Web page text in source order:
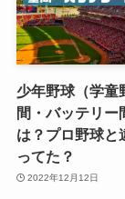
少年野球（学童
間・バッテリー
は？プロ野球と
ってた？
2022年12月12日